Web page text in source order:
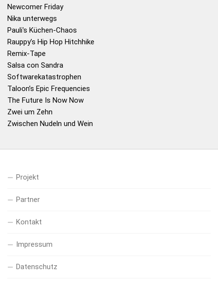
Newcomer Friday
Nika unterwegs
Pauli's Küchen-Chaos
Rauppy’s Hip Hop Hitchhike
Remix-Tape
Salsa con Sandra
Softwarekatastrophen
Taloon’s Epic Frequencies
The Future Is Now Now
Zwei um Zehn
Zwischen Nudeln und Wein
Projekt
Partner
Kontakt
Impressum
Datenschutz